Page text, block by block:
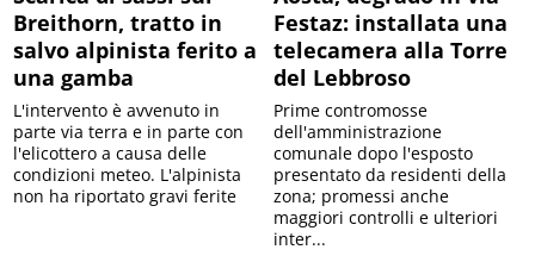
Breithorn, tratto in
salvo alpinista ferito a
una gamba
L'intervento è avvenuto in
parte via terra e in parte con
l'elicottero a causa delle
condizioni meteo. L'alpinista
non ha riportato gravi ferite
Festaz: installata una
telecamera alla Torre
del Lebbroso
Prime contromosse
dell'amministrazione
comunale dopo l'esposto
presentato da residenti della
zona; promessi anche
maggiori controlli e ulteriori
inter...